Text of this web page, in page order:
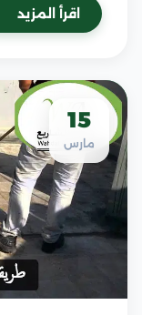
اقرأ المزيد
15
مارس